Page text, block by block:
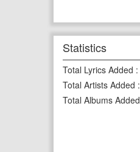
Statistics
Total Lyrics Added :
Total Artists Added :
Total Albums Added